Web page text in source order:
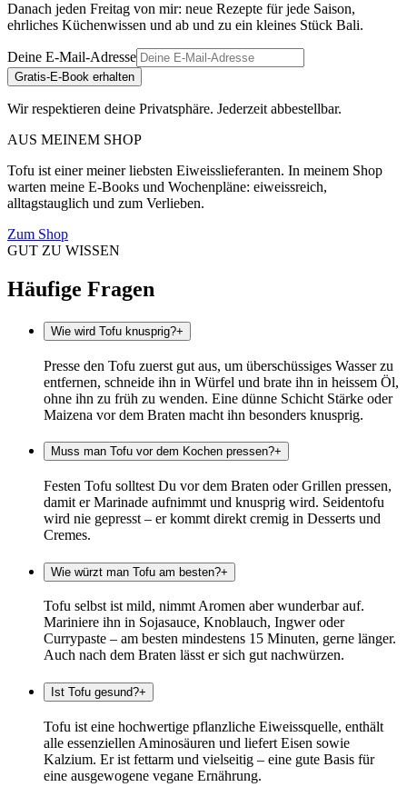
Danach jeden Freitag von mir: neue Rezepte für jede Saison,
ehrliches Küchenwissen und ab und zu ein kleines Stück Bali.
Deine E-Mail-Adresse
Gratis-E-Book erhalten
Wir respektieren deine Privatsphäre. Jederzeit abbestellbar.
AUS MEINEM SHOP
Tofu ist einer meiner liebsten Eiweisslieferanten. In meinem Shop
warten meine E-Books und Wochenpläne: eiweissreich,
alltagstauglich und zum Verlieben.
Zum Shop
GUT ZU WISSEN
Häufige Fragen
Wie wird Tofu knusprig?+
Presse den Tofu zuerst gut aus, um überschüssiges Wasser zu
entfernen, schneide ihn in Würfel und brate ihn in heissem Öl,
ohne ihn zu früh zu wenden. Eine dünne Schicht Stärke oder
Maizena vor dem Braten macht ihn besonders knusprig.
Muss man Tofu vor dem Kochen pressen?+
Festen Tofu solltest Du vor dem Braten oder Grillen pressen,
damit er Marinade aufnimmt und knusprig wird. Seidentofu
wird nie gepresst – er kommt direkt cremig in Desserts und
Cremes.
Wie würzt man Tofu am besten?+
Tofu selbst ist mild, nimmt Aromen aber wunderbar auf.
Mariniere ihn in Sojasauce, Knoblauch, Ingwer oder
Currypaste – am besten mindestens 15 Minuten, gerne länger.
Auch nach dem Braten lässt er sich gut nachwürzen.
Ist Tofu gesund?+
Tofu ist eine hochwertige pflanzliche Eiweissquelle, enthält
alle essenziellen Aminosäuren und liefert Eisen sowie
Kalzium. Er ist fettarm und vielseitig – eine gute Basis für
eine ausgewogene vegane Ernährung.